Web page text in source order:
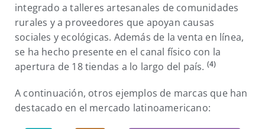
integrado a talleres artesanales de comunidades
rurales y a proveedores que apoyan causas
sociales y ecológicas. Además de la venta en línea,
se ha hecho presente en el canal físico con la
apertura de 18 tiendas a lo largo del país. (4)
A continuación, otros ejemplos de marcas que han
destacado en el mercado latinoamericano: